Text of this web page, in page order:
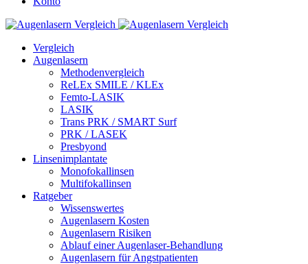
Vergleich
Augenlasern
Methodenvergleich
ReLEx SMILE / KLEx
Femto-LASIK
LASIK
Trans PRK / SMART Surf
PRK / LASEK
Presbyond
Linsenimplantate
Monofokallinsen
Multifokallinsen
Ratgeber
Wissenswertes
Augenlasern Kosten
Augenlasern Risiken
Ablauf einer Augenlaser-Behandlung
Augenlasern für Angstpatienten